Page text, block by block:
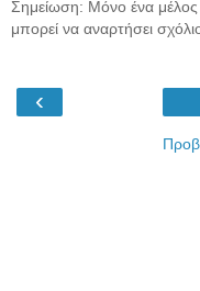
Σημείωση: Μόνο ένα μέλος
μπορεί να αναρτήσει
‹